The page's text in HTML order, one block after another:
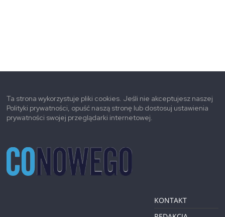
Ta strona wykorzystuje pliki cookies. Jeśli nie akceptujesz naszej
Polityki prywatności, opuść naszą stronę lub dostosuj ustawienia
prywatności swojej przeglądarki internetowej.
KONTAKT